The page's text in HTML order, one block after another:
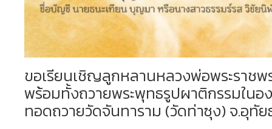
ขอเรียนเชิญลูกหลานหลวงพ่อพระราช
พร้อมทั้งถวายพระพุทธรูปผาติกรรมใน
ทอดถวายวัดจันทาราม (วัดท่าซุง) จ.อุทัย